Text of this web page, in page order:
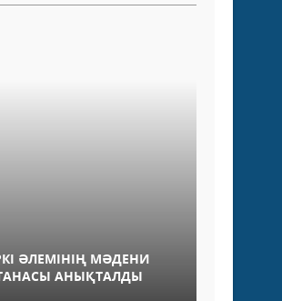
ӘЛЕМІНІҢ МӘДЕНИ
АНЫҚТАЛДЫ